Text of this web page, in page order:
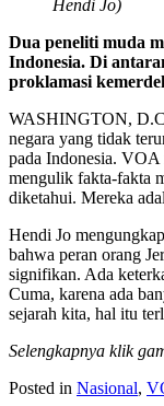
Hendi Jo)
Dua peneliti muda
Indonesia. Di
proklamasi
WASHINGTON,
negara yang tidak
pada Indonesia. VOA
mengulik fakta-fakta
diketahui. Mereka
Hendi Jo
bahwa peran orang
signifikan. Ada
Cuma, karena ada
sejarah kita, hal itu
Selengkapnya klik
Posted in Nasional,